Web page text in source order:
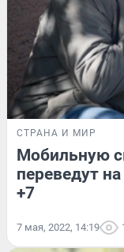
СТРАНА И МИР
Мобильную
переведут
+7
7 мая, 2022, 14:19